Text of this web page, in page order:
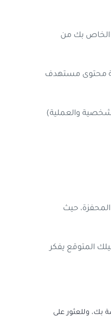
الخاص بك من
محتوى مستهدف
والعملية)
حيث
المتوقع يفكر
بك، وللعثور على